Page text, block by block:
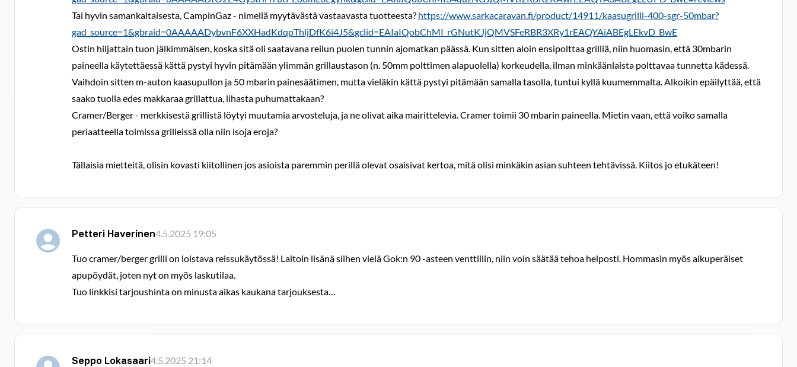
Tai hyvin samankaltaisesta, CampinGaz - nimellä myytävästä vastaavasta tuotteesta? https://www.sarkacaravan.fi/product/14911/kaasugrilli-400-sgr-50mbar?
gad_source=1&gbraid=0AAAAADybvnF6XXHadKdqpThljDfK6i4J5&gclid=EAIaIQobChMI_rGNutKJjQMVSFeRBR3XRy1rEAQYAiABEgLEkvD_BwE
Ostin hiljattain tuon jälkimmäisen, koska sitä oli saatavana reilun puolen tunnin ajomatkan päässä. Kun sitten aloin ensipolttaa grilliä, niin huomasin, että 30mbarin
paineella käytettäessä kättä pystyi hyvin pitämään ylimmän grillaustason (n. 50mm polttimen alapuolella) korkeudella, ilman minkäänlaista polttavaa tunnetta kädessä.
Vaihdoin sitten m-auton kaasupullon ja 50 mbarin painesäätimen, mutta vieläkin kättä pystyi pitämään samalla tasolla, tuntui kyllä kuumemmalta. Alkoikin epäilyttää, että
saako tuolla edes makkaraa grillattua, lihasta puhumattakaan?
Cramer/Berger - merkkisestä grillistä löytyi muutamia arvosteluja, ja ne olivat aika mairittelevia. Cramer toimii 30 mbarin paineella. Mietin vaan, että voiko samalla
periaatteella toimissa grilleissä olla niin isoja eroja?
Tällaisia mietteitä, olisin kovasti kiitollinen jos asioista paremmin perillä olevat osaisivat kertoa, mitä olisi minkäkin asian suhteen tehtävissä. Kiitos jo etukäteen!
Petteri Haverinen4.5.2025 19:05
Tuo cramer/berger grilli on loistava reissukäytössä! Laitoin lisänä siihen vielä Gok:n 90 -asteen venttiilin, niin voin säätää tehoa helposti. Hommasin myös alkuperäiset
apupöydät, joten nyt on myös laskutilaa.
Tuo linkkisi tarjoushinta on minusta aikas kaukana tarjouksesta…
Seppo Lokasaari4.5.2025 21:14